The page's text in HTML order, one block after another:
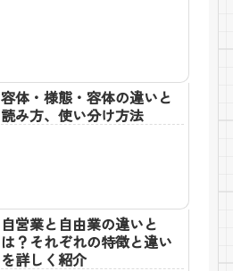
容体・様態・容体の違いと
読み方、使い分け方法
自営業と自由業の違いと
は？それぞれの特徴と違い
を詳しく紹介